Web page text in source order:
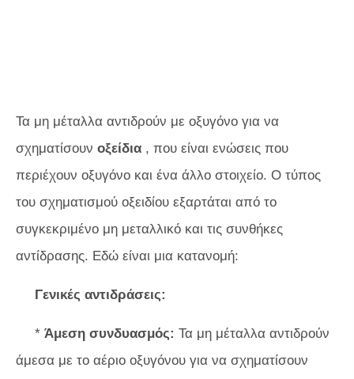
Τα μη μέταλλα αντιδρούν με οξυγόνο για να
σχηματίσουν οξείδια , που είναι ενώσεις που
περιέχουν οξυγόνο και ένα άλλο στοιχείο. Ο τύπος
του σχηματισμού οξειδίου εξαρτάται από το
συγκεκριμένο μη μεταλλικό και τις συνθήκες
αντίδρασης. Εδώ είναι μια κατανομή:
Γενικές αντιδράσεις:
* Άμεση συνδυασμός: Τα μη μέταλλα αντιδρούν
άμεσα με το αέριο οξυγόνου για να σχηματίσουν